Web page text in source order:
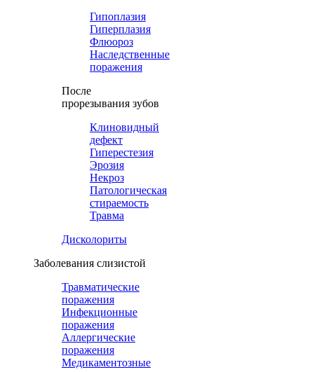
Гипоплазия
Гиперплазия
Флюороз
Наследственные
поражения
После
прорезывания зубов
Клиновидный
дефект
Гиперестезия
Эрозия
Некроз
Патологическая
стираемость
Травма
Дисколориты
Заболевания слизистой
Травматические
поражения
Инфекционные
поражения
Аллергические
поражения
Медикаментозные